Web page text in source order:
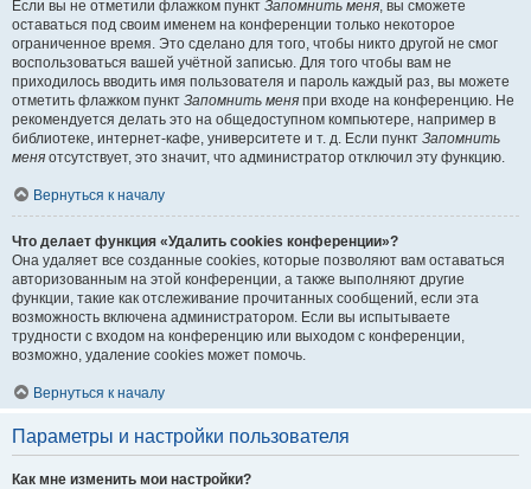
Если вы не отметили флажком пункт Запомнить меня, вы сможете
оставаться под своим именем на конференции только некоторое
ограниченное время. Это сделано для того, чтобы никто другой не смог
воспользоваться вашей учётной записью. Для того чтобы вам не
приходилось вводить имя пользователя и пароль каждый раз, вы можете
отметить флажком пункт Запомнить меня при входе на конференцию. Не
рекомендуется делать это на общедоступном компьютере, например в
библиотеке, интернет-кафе, университете и т. д. Если пункт Запомнить
меня отсутствует, это значит, что администратор отключил эту функцию.
Вернуться к началу
Что делает функция «Удалить cookies конференции»?
Она удаляет все созданные cookies, которые позволяют вам оставаться
авторизованным на этой конференции, а также выполняют другие
функции, такие как отслеживание прочитанных сообщений, если эта
возможность включена администратором. Если вы испытываете
трудности с входом на конференцию или выходом с конференции,
возможно, удаление cookies может помочь.
Вернуться к началу
Параметры и настройки пользователя
Как мне изменить мои настройки?